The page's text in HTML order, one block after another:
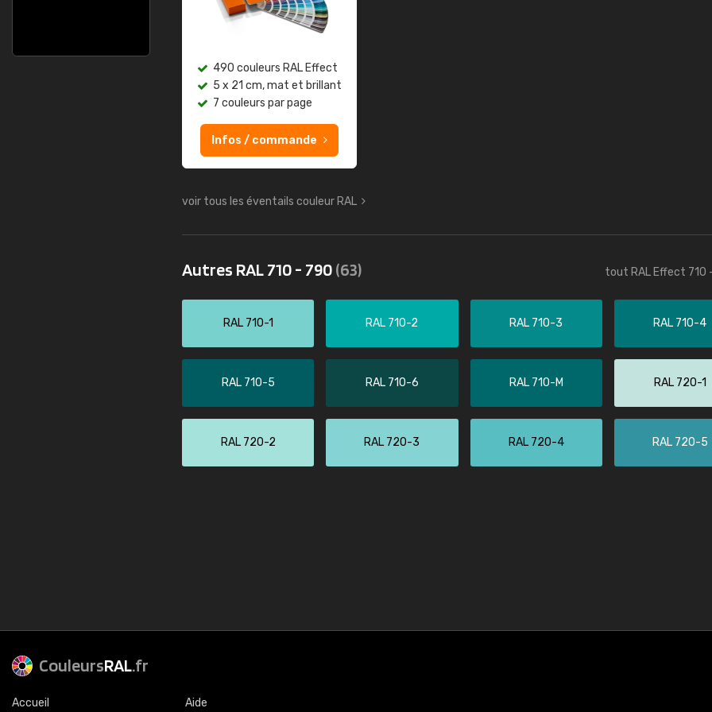
490 couleurs RAL Effect
5 x 21 cm, mat et brillant
7 couleurs par page
Infos / commande
voir tous les éventails couleur RAL
Autres RAL 710 - 790(63) tout RAL Effect 710
RAL 710-1 RAL 710-2 RAL 710-3 RAL 710-4
RAL 710-5 RAL 710-6 RAL 710-M RAL 720-1
RAL 720-2 RAL 720-3 RAL 720-4 RAL 720-5
CouleursRAL.fr
Accueil Aide